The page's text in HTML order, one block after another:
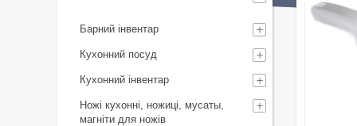
Барний інвентар
Кухонний посуд
Кухонний інвентар
Ножі кухонні, ножиці, мусаты,
магніти для ножів